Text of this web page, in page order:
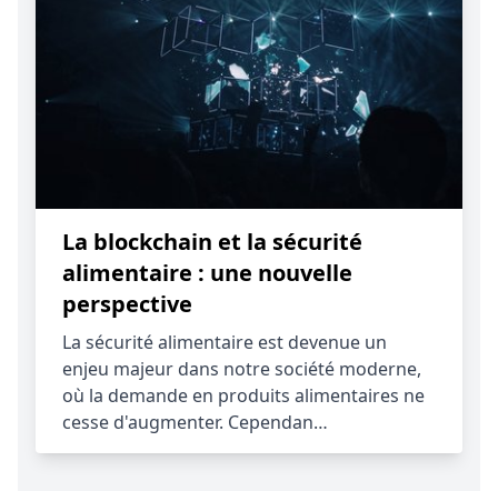
La blockchain et la sécurité
alimentaire : une nouvelle
perspective
La sécurité alimentaire est devenue un
enjeu majeur dans notre société moderne,
où la demande en produits alimentaires ne
cesse d'augmenter. Cependan…